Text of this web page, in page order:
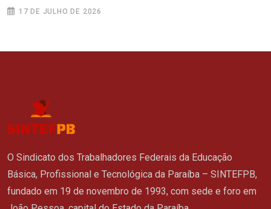
17 DE JULHO DE 2026
O Sindicato dos Trabalhadores Federais da Educação
Básica, Profissional e Tecnológica da Paraíba – SINTEFPB,
fundado em 19 de novembro de 1993, com sede e foro em